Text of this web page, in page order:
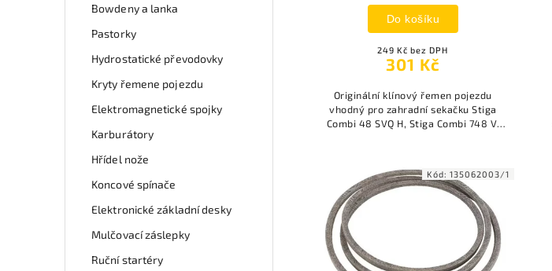
Bowdeny a lanka
Pastorky
Hydrostatické převodovky
Kryty řemene pojezdu
Elektromagnetické spojky
Karburátory
Hřídel nože
Koncové spínače
Elektronické základní desky
Mulčovací záslepky
Ruční startéry
249 Kč bez DPH
301 Kč
Do košíku
Originální klínový řemen pojezdu
vhodný pro zahradní sekačku Stiga
Combi 48 SVQ H, Stiga Combi 748 V,
Kód:135062003/1